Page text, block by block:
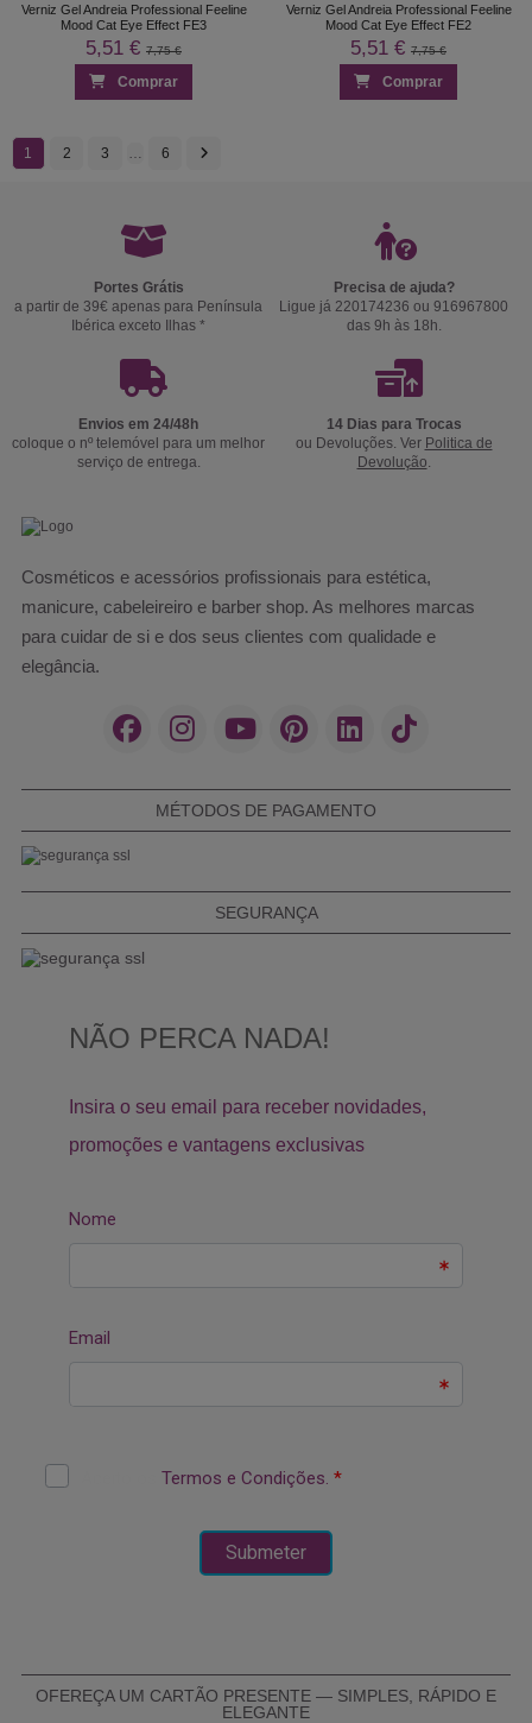
Verniz Gel Andreia Professional Feeline
Mood Cat Eye Effect FE3
5,51 € 7,75 €
Comprar
Verniz Gel Andreia Professional Feeline
Mood Cat Eye Effect FE2
5,51 € 7,75 €
Comprar
1 2 3 … 6
Portes Grátis
a partir de 39€ apenas para Península
Ibérica exceto Ilhas *
Precisa de ajuda?
Ligue já 220174236 ou 916967800
das 9h às 18h.
Envios em 24/48h
coloque o nº telemóvel para um melhor
serviço de entrega.
14 Dias para Trocas
ou Devoluções. Ver Politica de
Devolução
Cosméticos e acessórios profissionais para estética,
manicure, cabeleireiro e barber shop. As melhores marcas
para cuidar de si e dos seus clientes com qualidade e
elegância.
MÉTODOS DE PAGAMENTO
SEGURANÇA
OFEREÇA UM CARTÃO PRESENTE — SIMPLES, RÁPIDO E
ELEGANTE